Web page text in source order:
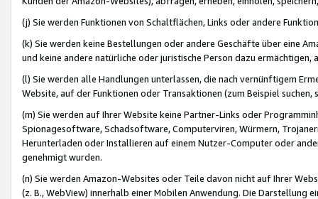
(j) Sie werden Funktionen von Schaltflächen, Links oder andere
(k) Sie werden keine Bestellungen oder andere Geschäfte über eine
und keine andere natürliche oder juristische Person dazu
(l) Sie werden alle Handlungen unterlassen, die nach vernünftigem
Website, auf der Funktionen oder Transaktionen (zum Beispiel
(m) Sie werden auf Ihrer Website keine Partner-Links oder
Spionagesoftware, Schadsoftware, Computerviren, Würmern,
Herunterladen oder Installieren auf einem Nutzer-Computer oder
genehmigt wurden.
(n) Sie werden Amazon-Websites oder Teile davon nicht auf Ihrer
(z. B., WebView) innerhalb einer Mobilen Anwendung. Die Darstellung